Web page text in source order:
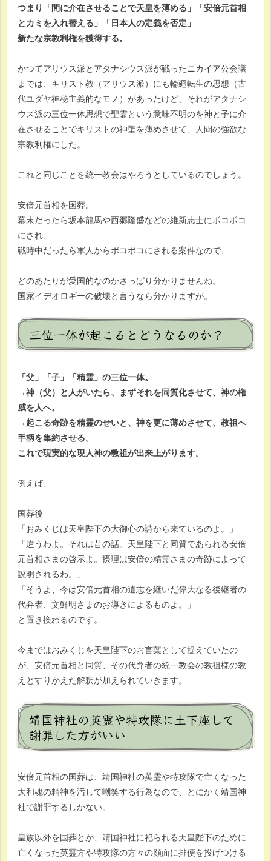
つまり「間に介在させることで天皇を薄める」「安倍元首相
とカミを入れ替える」「日本人の定義を否定」
新たな宗教利権を獲得する。
かつてアリウス派とアタナシウス派が戦ったニカイア公会議
までは、キリスト教（アリウス派）にも輪廻転生の思想（古
代ユダヤ神秘主義的なモノ）があったけど、それがアタナシ
ウス派の三位一体思想で聖霊という意味不明のを神と子に介
在させることでキリストの神聖を薄めさせて、人間の強欲な
宗教利権にした。
これと同じことを統一教会はやろうとしているのでしょう。
安倍元首相を国葬。
幕末だったら坂本龍馬や西郷隆盛などの維新志士にボコボコ
にされ、
戦時中だったら軍人からボコボコにされる案件なので、
どのあたりが愛国的なのかさっぱり分かりませんね。
国家イデオロギーの破壊と言うなら分かりますが。
三位一体が起こるとどうなるのか？
「父」「子」「精霊」の三位一体。
→神（父）と人がいたら、まずそれを同質化させて、神の権
威を人へ。
→起こる奇跡を精霊のせいと、神を更に薄めさせて、教祖へ
手柄を集約させる。
これで現実的な現人神の教祖が出来上がります。
例えば、
国葬後
「おみくじは天皇陛下の大御心の詩から来ているのよ。」
「違うわよ。それは昔の話。天皇陛下と同質であられる安倍
元首相さまの啓示よ。摂理は安倍の精霊さまの奇跡によって
説明されるわ。」
「そうよ、今は安倍元首相の遺志を継いだ偉大なる後継者の
代弁者、文鮮明さまのお導きによるものよ。」
と置き換わるのです。
今まではおみくじを天皇陛下のお言葉として捉えていたの
が、安倍元首相と同質、その代弁者の統一教会の教祖様の教
えとすりかえた解釈が加えられていきます。
靖国神社の英霊や特攻隊に土下座して
謝罪した方がいい
安倍元首相の国葬は、靖国神社の英霊や特攻隊で亡くなった
大和魂の精神を汚して嘲笑する行為なので、とにかく靖国神
社で謝罪するしかない。
皇族以外を国葬とか、靖国神社に祀られる天皇陛下のために
亡くなった英霊方や特攻隊の方々の顔面に排便を投げつける